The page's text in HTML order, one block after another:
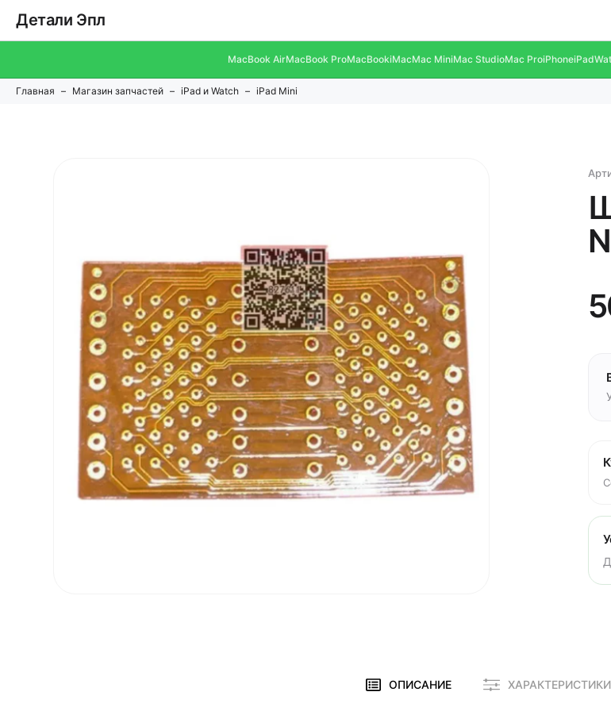
Детали Эпл
MacBook AirMacBook ProMacBookiMacMac MiniMac StudioMac ProiPhoneiPad
Главная Магазин запчастей iPad и Watch iPad Mini
ОПИСАНИЕ ХАРАКТЕРИСТИКИ